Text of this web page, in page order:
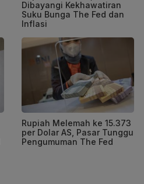
Dibayangi Kekhawatiran
Suku Bunga The Fed dan
Inflasi
Rupiah Melemah ke 15.373
per Dolar AS, Pasar Tunggu
Pengumuman The Fed